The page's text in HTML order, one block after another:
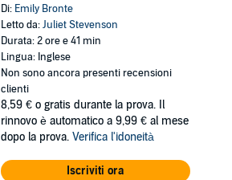
Di: Emily Bronte
Letto da:Juliet Stevenson
Durata: 2 ore e 41 min
Lingua: Inglese
Non sono ancora presenti recensioni
clienti
8,59 € o gratis durante la prova. Il
rinnovo è automatico a 9,99 € al mese
dopo la prova. Verifica l'idoneità
Iscriviti ora